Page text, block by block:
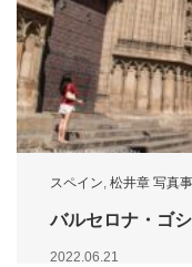
スペイン, 松井章 写真
バルセロナ・ゴ
2022.06.21